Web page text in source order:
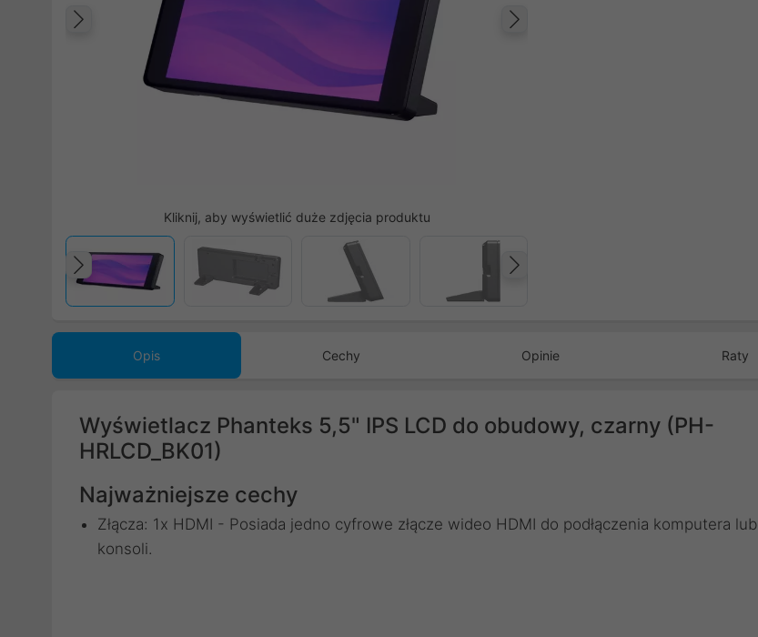
Poprzedni
Kliknij, aby wyświetlić duże zdjęcia produktu
Poprzedni
Opis Cechy Opinie Raty
Wyświetlacz Phanteks 5,5" IPS LCD do obudowy, czarny (PH-
HRLCD_BK01)
Najważniejsze cechy
Złącza: 1x HDMI - Posiada jedno cyfrowe złącze wideo HDMI do podłączenia komputera lub
konsoli.